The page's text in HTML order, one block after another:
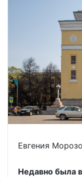
Евгения
Недавно была